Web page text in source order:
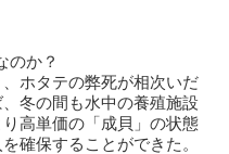
のか？
ホタテの弊死が相次いだ
冬の間も水中の養殖施設
高単価の「成貝」の状態
確保することができた。